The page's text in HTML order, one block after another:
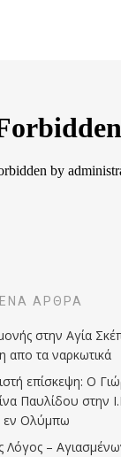
ΆΡΘΡΑ
στην Αγία
απο τα ναρκωτικά
επίσκεψη: Ο
Παυλίδου στην
εν Ολύμπω
Λόγος –